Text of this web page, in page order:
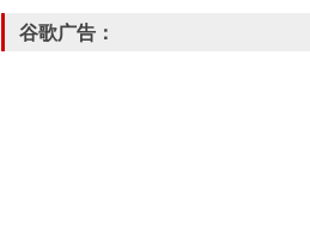
谷歌广告：